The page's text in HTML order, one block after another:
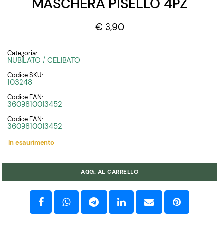
MASCHERA PISELLO 4PZ
€ 3,90
Categoria:
NUBILATO / CELIBATO
Codice SKU:
103248
Codice EAN:
3609810013452
Codice EAN:
3609810013452
In esaurimento
AGG. AL CARRELLO